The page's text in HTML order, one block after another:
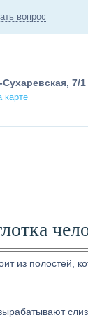
вопрос
7/1
карте
из